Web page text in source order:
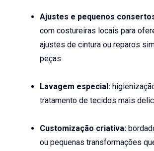
Ajustes e pequenos
com costureiras locais para
ajustes de cintura ou reparos
peças.
Lavagem especial:
tratamento de tecidos mais
Customização criativa:
ou pequenas transformações